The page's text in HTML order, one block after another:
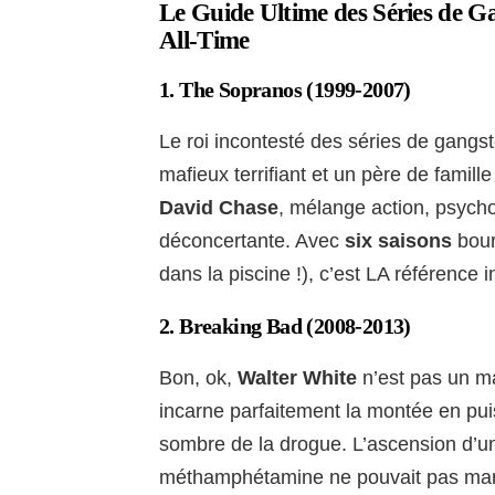
Le Guide Ultime des Séries de
All-Time
1.The Sopranos(1999-2007)
Le roi incontesté des séries de
mafieux terrifiant et un père de
David Chase, mélange action,
déconcertante. Avec six saisons
dans la piscine !), c’est LA référence
2.Breaking Bad(2008-2013)
Bon, ok, Walter White n’est pas un
incarne parfaitement la montée en
sombre de la drogue. L’ascension
méthamphétamine ne pouvait pas